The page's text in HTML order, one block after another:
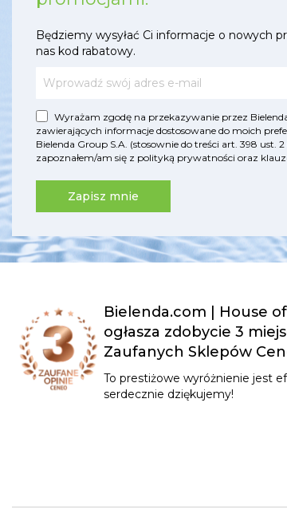
Będziemy wysyłać Ci informacje o nowych
nas kod rabatowy.
Wyrażam zgodę na przekazywanie przez
zawierających informacje dostosowane do moich
Bielenda Group S.A. (stosownie do treści art. 398
zapoznałem/am się z polityką prywatności oraz
Zapisz mnie
Bielenda.com | House
ogłasza zdobycie 3
Zaufanych Sklepów
To prestiżowe wyróżnienie jest
serdecznie dziękujemy!